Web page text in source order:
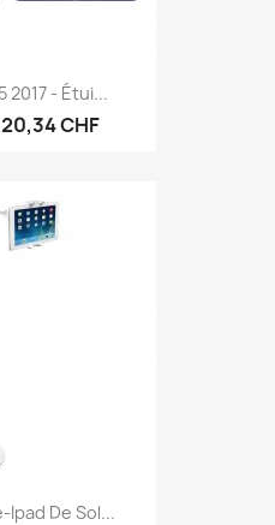
2017 - Étui...
20,34 CHF
De Sol...